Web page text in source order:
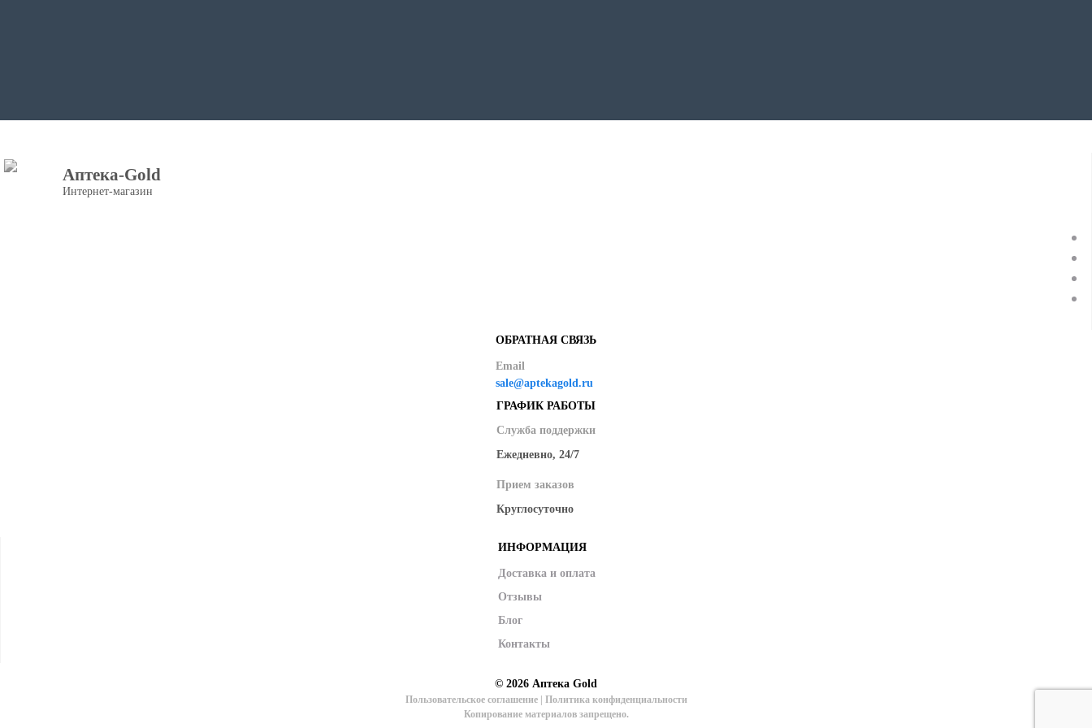
Аптека-Gold
Интернет-магазин
ОБРАТНАЯ СВЯЗЬ
Email
sale@aptekagold.ru
ГРАФИК РАБОТЫ
Служба поддержки
Ежедневно, 24/7
Прием заказов
Круглосуточно
ИНФОРМАЦИЯ
Доставка и оплата
Отзывы
Блог
Контакты
© 2026 Аптека Gold
Пользовательское соглашение| Политика конфиденциальности
Копирование материалов запрещено.